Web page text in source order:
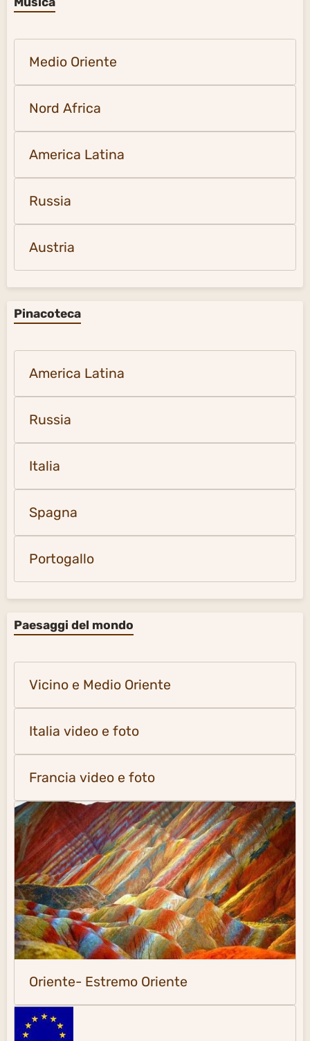
Medio Oriente
Nord Africa
America Latina
Russia
Austria
Pinacoteca
America Latina
Russia
Italia
Spagna
Portogallo
Paesaggi del mondo
Vicino e Medio Oriente
Italia video e foto
Francia video e foto
Oriente- Estremo Oriente